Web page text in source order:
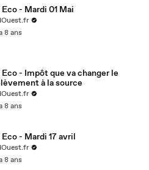
Eco - Mardi 01 Mai
8 ans
- Impôt que va changer le
à la source
8 ans
Eco - Mardi 17 avril
8 ans